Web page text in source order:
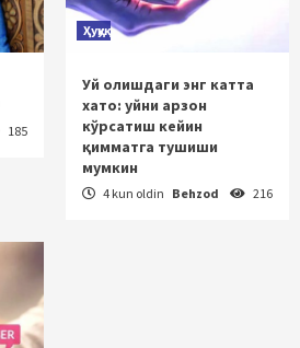
185
Ҳуқуқ
Уй олишдаги энг катта
хато: уйни арзон
кўрсатиш кейин
қимматга тушиши
мумкин
4 kun oldin Behzod 216